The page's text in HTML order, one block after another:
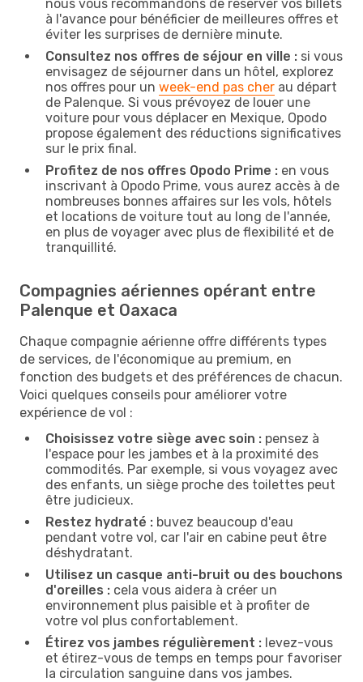
nous vous recommandons de réserver vos billets
à l'avance pour bénéficier de meilleures offres et
éviter les surprises de dernière minute.
Consultez nos offres de séjour en ville : si vous
envisagez de séjourner dans un hôtel, explorez
nos offres pour un week-end pas cher au départ
de Palenque. Si vous prévoyez de louer une
voiture pour vous déplacer en Mexique, Opodo
propose également des réductions significatives
sur le prix final.
Profitez de nos offres Opodo Prime : en vous
inscrivant à Opodo Prime, vous aurez accès à de
nombreuses bonnes affaires sur les vols, hôtels
et locations de voiture tout au long de l'année,
en plus de voyager avec plus de flexibilité et de
tranquillité.
Compagnies aériennes opérant entre
Palenque et Oaxaca
Chaque compagnie aérienne offre différents types
de services, de l'économique au premium, en
fonction des budgets et des préférences de chacun.
Voici quelques conseils pour améliorer votre
expérience de vol :
Choisissez votre siège avec soin : pensez à
l'espace pour les jambes et à la proximité des
commodités. Par exemple, si vous voyagez avec
des enfants, un siège proche des toilettes peut
être judicieux.
Restez hydraté : buvez beaucoup d'eau
pendant votre vol, car l'air en cabine peut être
déshydratant.
Utilisez un casque anti-bruit ou des bouchons
d'oreilles : cela vous aidera à créer un
environnement plus paisible et à profiter de
votre vol plus confortablement.
Étirez vos jambes régulièrement : levez-vous
et étirez-vous de temps en temps pour favoriser
la circulation sanguine dans vos jambes.